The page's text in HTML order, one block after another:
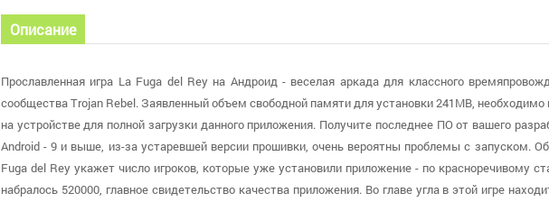
Описание
Прославленная игра La Fuga del Rey на Андроид - веселая аркада для классного
сообщества Trojan Rebel. Заявленный объем свободной памяти для установки 241MB,
на устройстве для полной загрузки данного приложения. Получите последнее ПО от вашего
Android - 9 и выше, из-за устаревшей версии прошивки, очень вероятны проблемы с запуском.
Fuga del Rey укажет число игроков, которые уже установили приложение - по красноречивому
набралось 520000, главное свидетельство качества приложения. Во главе угла в этой игре